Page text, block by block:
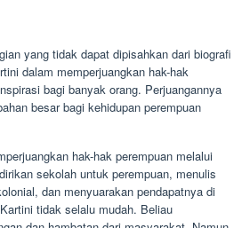
yang tidak dapat dipisahkan dari biografi
dalam memperjuangkan hak-hak
bagi banyak orang. Perjuangannya
besar bagi kehidupan perempuan
hak-hak perempuan melalui
sekolah untuk perempuan, menulis
dan menyuarakan pendapatnya di
tidak selalu mudah. Beliau